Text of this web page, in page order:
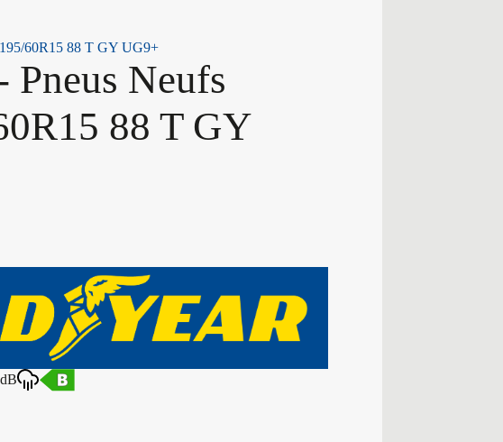
60R15 88 T GY UG9+
Pneus Neufs
88 T GY